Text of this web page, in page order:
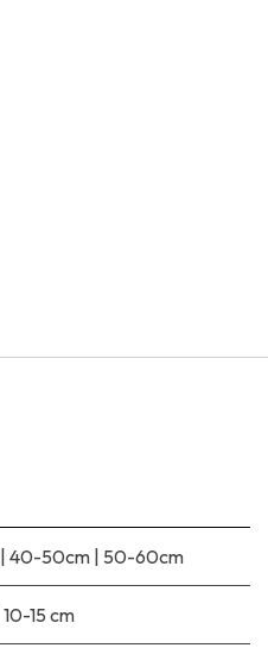
| 40-50cm | 50-60cm
10-15 cm